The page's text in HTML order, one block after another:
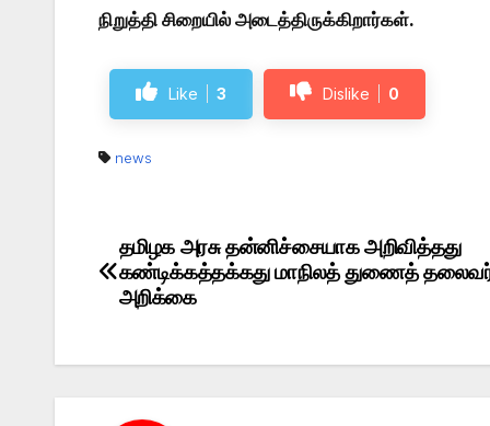
நிறுத்தி சிறையில் அடைத்திருக்கிறார்கள்.
Like 3 Dislike 0
news
Post
navigation
தமிழக அரசு தன்னிச்சையாக அறிவித்தது
கண்டிக்கத்தக்கது மாநிலத் துணைத் தலைவர்
அறிக்கை